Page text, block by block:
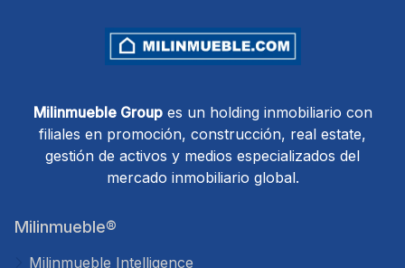
Milinmueble Groupes un holding inmobiliario con
filiales en promoción, construcción, real estate,
gestión de activos y medios especializados del
mercado inmobiliario global.
Milinmueble®
Milinmueble Intelligence